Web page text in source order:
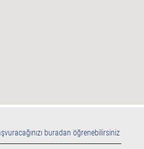
buradan öğrenebilirsiniz